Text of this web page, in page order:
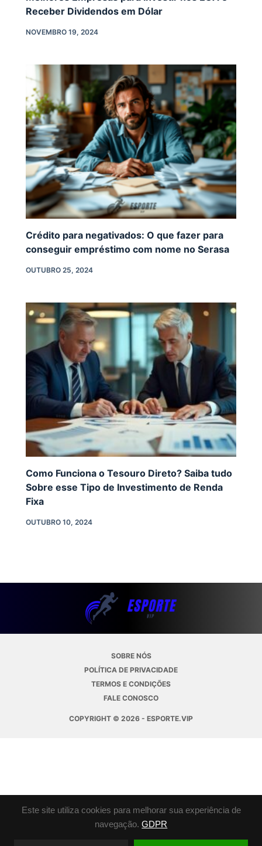
Este site utiliza cookies para melhorar sua experiência de
navegação. GDPR
Receber Dividendos em Dólar
NOVEMBRO 19, 2024
Crédito para negativados: O que fazer para
conseguir empréstimo com nome no Serasa
OUTUBRO 25, 2024
Como Funciona o Tesouro Direto? Saiba tudo
Sobre esse Tipo de Investimento de Renda
Fixa
OUTUBRO 10, 2024
SOBRE NÓS
POLÍTICA DE PRIVACIDADE
TERMOS E CONDIÇÕES
FALE CONOSCO
COPYRIGHT © 2026 - ESPORTE.VIP